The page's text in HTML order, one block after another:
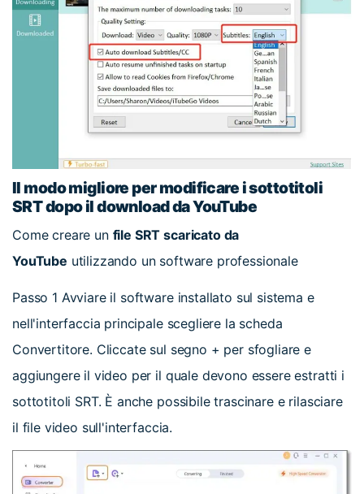
Il modo migliore per modificare i sottotitoli
SRT dopo il download da YouTube
Come creare un file SRT scaricato da
YouTube utilizzando un software professionale
Passo 1 Avviare il software installato sul sistema e
nell'interfaccia principale scegliere la scheda
Convertitore. Cliccate sul segno + per sfogliare e
aggiungere il video per il quale devono essere estratti i
sottotitoli SRT. È anche possibile trascinare e rilasciare
il file video sull'interfaccia.